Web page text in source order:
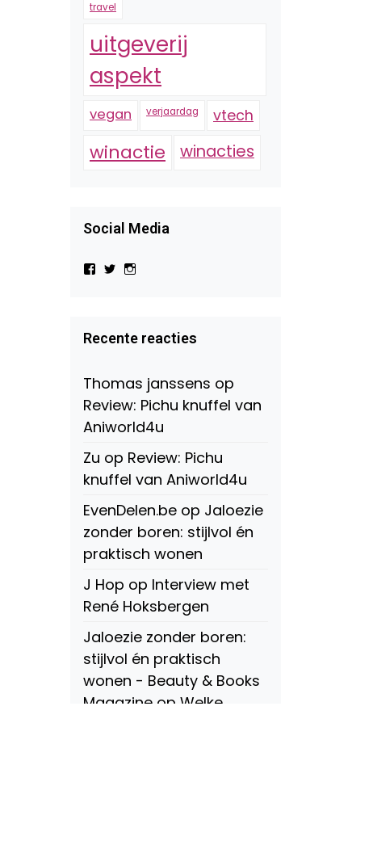
travel
uitgeverij
aspekt
vegan verjaardag vtech
winactie winacties
Social Media
Bekijk
Beauty-
147775071915783/?
Facebook
Bekijk
op
Twitter
op
Instagram
Recente reacties
Thomas janssens op
Review: Pichu knuffel van
Aniworld4u
Zu op Review: Pichu
knuffel van Aniworld4u
EvenDelen.be op Jaloezie
zonder boren: stijlvol én
praktisch wonen
J Hop op Interview met
René Hoksbergen
Jaloezie zonder boren:
stijlvol én praktisch
wonen - Beauty & Books
Magazine op Welke